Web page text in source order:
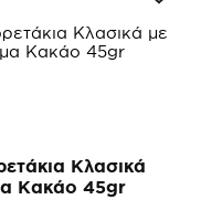
Κλασικά
Κακάο 45gr